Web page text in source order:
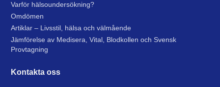
Varför hälsoundersökning?
Omdömen
Artiklar – Livsstil, hälsa och välmående
Jämförelse av Medisera, Vital, Blodkollen och Svensk
Provtagning
Kontakta oss